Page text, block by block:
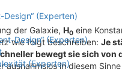
(Experten)
Design“ (Experten)
(Experten)
der Galaxie, H0 eine
wie folgt beschreiben: Je
bewegt sie sich von
ausnahmslos in diesem